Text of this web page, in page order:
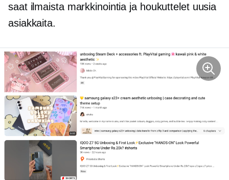
saat ilmaista markkinointia ja houkuttelet uusia
asiakkaita.